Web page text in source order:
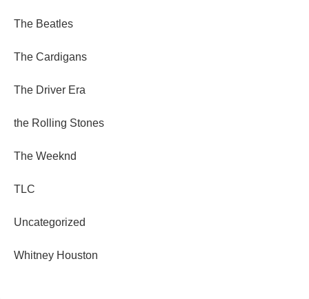
The Beatles
The Cardigans
The Driver Era
the Rolling Stones
The Weeknd
TLC
Uncategorized
Whitney Houston